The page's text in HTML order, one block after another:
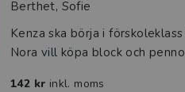
Berthet, Sofie
Kenza ska börja i
Nora vill köpa block och
142 kr inkl. moms